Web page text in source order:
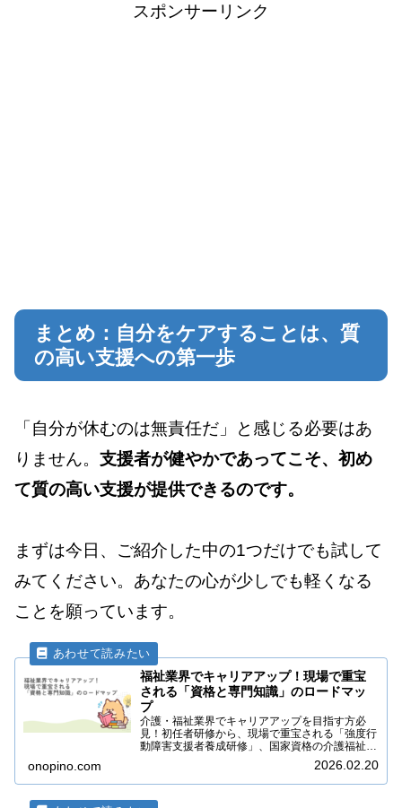
スポンサーリンク
まとめ：自分をケアすることは、質
の高い支援への第一歩
「自分が休むのは無責任だ」と感じる必要はあ
りません。 支援者が健やかであってこそ、初め
て質の高い支援が提供できるのです。
まずは今日、ご紹介した中の1つだけでも試して
みてください。あなたの心が少しでも軽くなる
ことを願っています。
福祉業界でキャリアアップ！現場で重宝
される「資格と専門知識」のロードマッ
プ
介護・福祉業界でキャリアアップを目指す方必
見！初任者研修から、現場で重宝される「強度行
動障害支援者養成研修」、国家資格の介護福祉士
や社会福祉士、公認心理師まで、段階別に必要な
資格をプロが徹底解説。あなたの専門性を高める
最適なロードマップをご紹介します。
onopino.com 2026.02.20